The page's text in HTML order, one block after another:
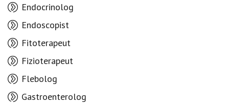
Endocrinolog
Endoscopist
Fitoterapeut
Fizioterapeut
Flebolog
Gastroenterolog